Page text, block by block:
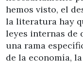
hemos visto, el
la literatura hay
leyes internas de
una rama
de la economía,